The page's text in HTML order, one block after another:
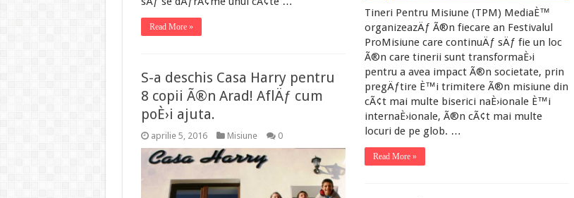
Read More »
Tineri Pentru Misiune (TPM) MediaÈ™
organizeazÄƒ Ã®n fiecare an Festivalul
ProMisiune care continuÄƒ sÄƒ fie un loc
Ã®n care tinerii sunt transformaÈ›i
pentru a avea impact Ã®n societate, prin
pregÄƒtire È™i trimitere Ã®n misiune din
cÃ¢t mai multe biserici naÈ›ionale È™i
internaÈ›ionale, Ã®n cÃ¢t mai multe
locuri de pe glob. …
Read More »
S-a deschis Casa Harry pentru
8 copii Ã®n Arad! AflÄƒ cum
poÈ›i ajuta.
aprilie 5, 2016 Misiune 0